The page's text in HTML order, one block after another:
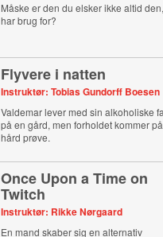
Måske er den du elsker ikke altid
har brug for?
Flyvere i natten
Instruktør: Tobias Gundorff Boesen
Valdemar lever med sin alkoholiske
på en gård, men forholdet kommer
hård prøve.
Once Upon a Time on
Twitch
Instruktør: Rikke Nørgaard
En mand skaber sig en alternativ